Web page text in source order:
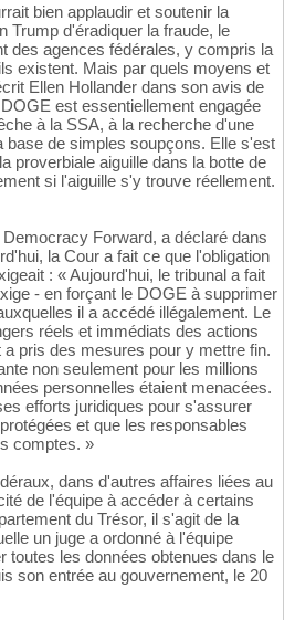
bien applaudir et soutenir la
Trump d'éradiquer la fraude, le
des agences fédérales, y compris la
existent. Mais par quels moyens et
Ellen Hollander dans son avis de
est essentiellement engagée
à la SSA, à la recherche d'une
base de simples soupçons. Elle s'est
proverbiale aiguille dans la botte de
si l'aiguille s'y trouve réellement.
Forward, a déclaré dans
la Cour a fait ce que l'obligation
: « Aujourd'hui, le tribunal a fait
- en forçant le DOGE à supprimer
il a accédé illégalement. Le
réels et immédiats des actions
pris des mesures pour y mettre fin.
non seulement pour les millions
personnelles étaient menacées.
efforts juridiques pour s'assurer
et que les responsables
comptes. »
dans d'autres affaires liées au
de l'équipe à accéder à certains
du Trésor, il s'agit de la
un juge a ordonné à l'équipe
toutes les données obtenues dans le
son entrée au gouvernement, le 20